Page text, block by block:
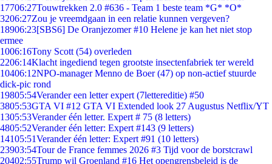
17706:27Touwtrekken 2.0 #636 - Team 1 beste team *G* *O*
3206:27Zou je vreemdgaan in een relatie kunnen vergeven?
18906:23[SBS6] De Oranjezomer #10 Helene je kan het niet stop
ermee
1006:16Tony Scott (54) overleden
2206:14Klacht ingediend tegen grootste insectenfabriek ter wereld
10406:12NPO-manager Menno de Boer (47) op non-actief stuurde
dick-pic rond
19805:54Verander een letter expert (7lettereditie) #50
3805:53GTA VI #12 GTA VI Extended look 27 Augustus Netflix/YT
1305:53Verander één letter. Expert # 75 (8 letters)
4805:52Verander één letter: Expert #143 (9 letters)
14105:51Verander één letter: Expert #91 (10 letters)
23903:54Tour de France femmes 2026 #3 Tijd voor de borstcrawl
20402:55Trump wil Groenland #16 Het opengrensbeleid is de